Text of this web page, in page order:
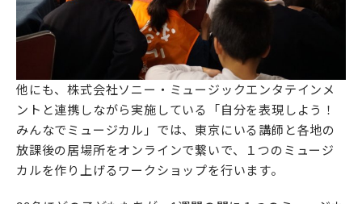
他にも、株式会社ソニー・ミュージックエンタテインメ
ントと連携しながら実施している「自分を表現しよう！
みんなでミュージカル」では、東京にいる講師と各地の
放課後の居場所をオンラインで繋いで、１つのミュージ
カルを作り上げるワークショップを行います。